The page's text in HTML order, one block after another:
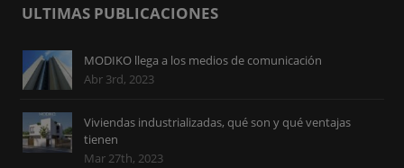
ULTIMAS PUBLICACIONES
MODIKO llega a los medios de comunicación
Abr 3rd, 2023
Viviendas industrializadas, qué son y qué ventajas
tienen
Mar 27th, 2023